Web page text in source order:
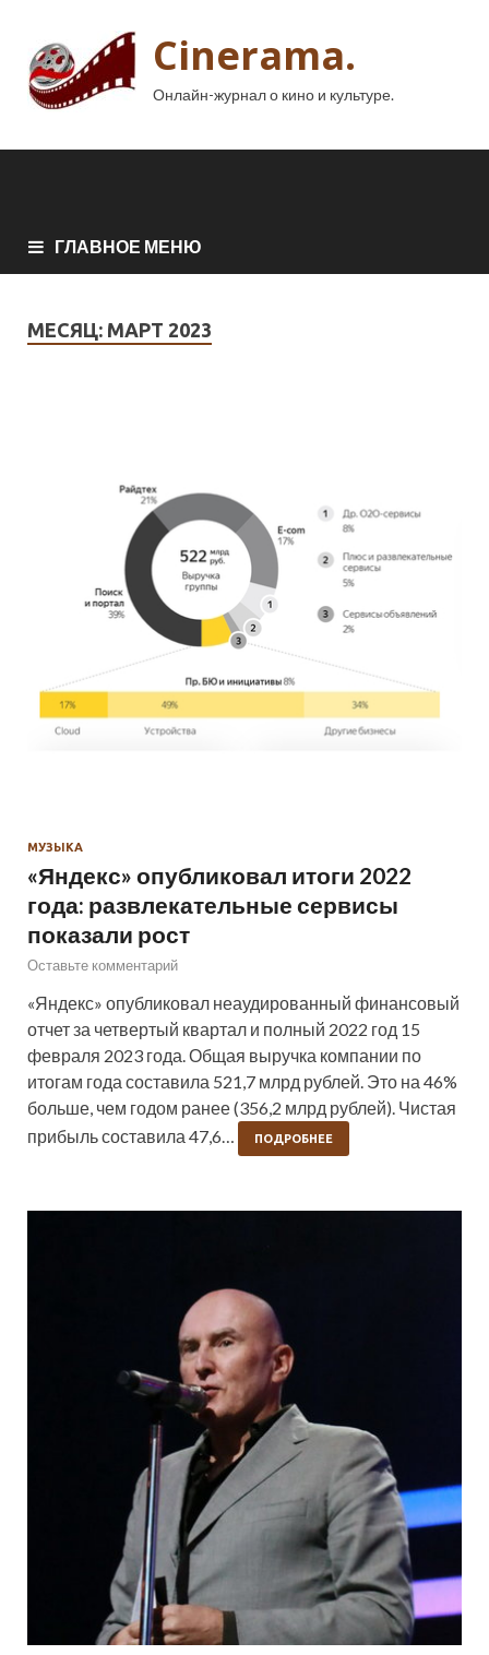
Cinerama.
Онлайн-журнал о кино и культуре.
ГЛАВНОЕ МЕНЮ
МЕСЯЦ: МАРТ 2023
МУЗЫКА
«Яндекс» опубликовал итоги 2022
года: развлекательные сервисы
показали рост
Оставьте комментарий
«Яндекс» опубликовал неаудированный финансовый
отчет за четвертый квартал и полный 2022 год 15
февраля 2023 года. Общая выручка компании по
итогам года составила 521,7 млрд рублей. Это на 46%
больше, чем годом ранее (356,2 млрд рублей). Чистая
прибыль составила 47,6…
ПОДРОБНЕЕ